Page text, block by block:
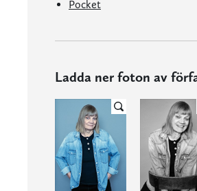
Pocket
Ladda ner foton av